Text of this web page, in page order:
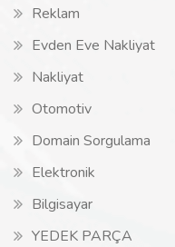
Reklam
Evden Eve Nakliyat
Nakliyat
Otomotiv
Domain Sorgulama
Elektronik
Bilgisayar
YEDEK PARÇA